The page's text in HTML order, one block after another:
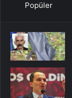
Popüler